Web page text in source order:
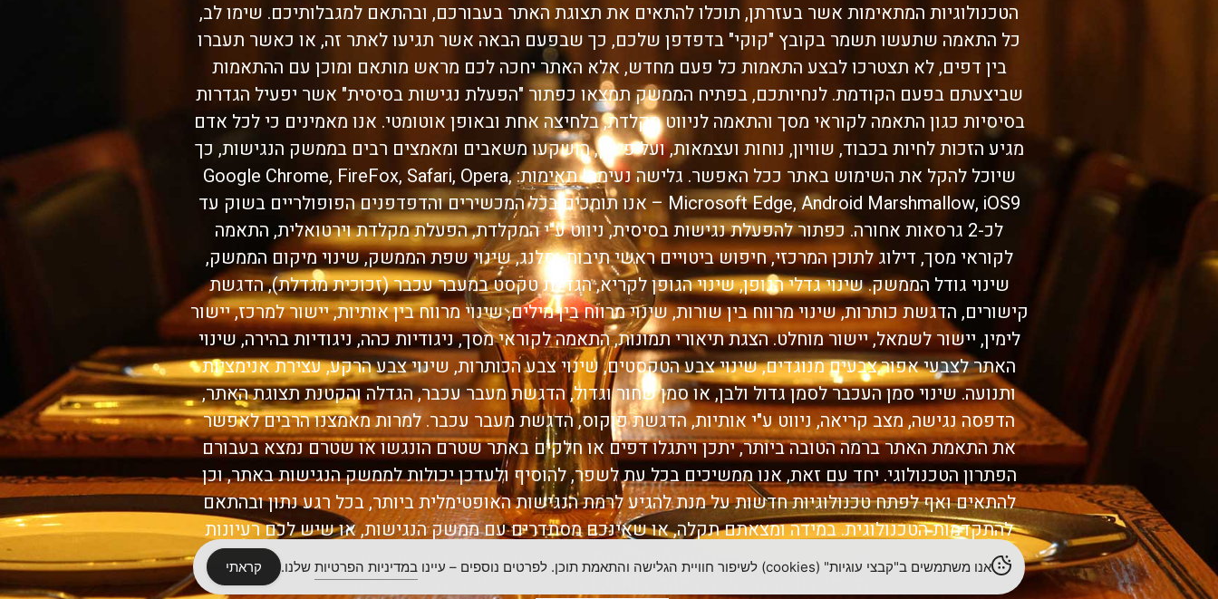
הטכנולוגיות המתאימות אשר בעזרתן, תוכלו להתאים את תצוגת האתר בעבורכם, ובהתאם למגבלותיכם. שימו לב,
כל התאמה שתעשו תשמר בקובץ "קוקי" בדפדפן שלכם, כך שבפעם הבאה אשר תגיעו לאתר זה, או כאשר תעברו
בין דפים, לא תצטרכו לבצע התאמות כל פעם מחדש, אלא האתר יחכה לכם מראש מותאם ומוכן עם ההתאמות
שביצעתם בפעם הקודמת. לנחיותכם, בפתיח הממשק תמצאו כפתור "הפעלת נגישות בסיסית" אשר יפעיל הגדרות
בסיסיות כגון התאמה לקוראי מסך והתאמה לניווט מקלדת, בלחיצה אחת ובאופן אוטומטי. אנו מאמינים כי לכל אדם
מגיע הזכות לחיות בכבוד, שוויון, נוחות ועצמאות, ועל פי כן, הושקעו משאבים ומאמצים רבים בממשק הנגישות, כך
שיוכל להקל את השימוש באתר ככל האפשר. גלישה נעימה! תאימות: Google Chrome, FireFox, Safari, Opera,
Microsoft Edge, Android Marshmallow, iOS9 – אנו תומכים בכל המכשירים והדפדפנים הפופולריים בשוק עד
לכ-2 גרסאות אחורה. כפתור להפעלת נגישות בסיסית, ניווט ע"י המקלדת, הפעלת מקלדת וירטואלית, התאמה
לקוראי מסך, דילוג לתוכן המרכזי, חיפוש ביטויים ראשי תיבות וסלנג, שינוי שפת הממשק, שינוי מיקום הממשק,
שינוי גודל הממשק. שינוי גדלי הגופן, שינוי הגופן לקריא, הגדלת טקסט במעבר עכבר (זכוכית מגדלת), הדגשת
קישורים, הדגשת כותרות, שינוי מרווח בין שורות, שינוי מרווח בין מילים, שינוי מרווח בין אותיות, יישור למרכז, יישור
לימין, יישור לשמאל, יישור מוחלט. הצגת תיאורי תמונות, התאמה לקוראי מסך, ניגודיות כהה, ניגודיות בהירה, שינוי
האתר לצבעי אפור,צבעים מנוגדים, שינוי צבע הטקסטים, שינוי צבע הכותרות, שינוי צבע הרקע, עצירת אנימציות
ותנועה. שינוי סמן העכבר לסמן גדול ולבן, או סמן שחור וגדול, הדגשת מעבר עכבר, הגדלה והקטנת תצוגת האתר,
הדפסה נגישה, מצב קריאה, ניווט ע"י אותיות, הדגשת פוקוס, הדגשת מעבר עכבר. למרות מאמצנו הרבים לאפשר
את התאמת האתר ברמה הטובה ביותר, יתכן ויתגלו דפים או חלקים באתר שטרם הונגשו או שטרם נמצא בעבורם
הפתרון הטכנולוגי. יחד עם זאת, אנו ממשיכים בכל עת לשפר, להוסיף ולעדכן יכולות לממשק הנגישות באתר, וכן
להתאים ואף לפתח טכנולוגיות חדשות על מנת להגיע לרמת הנגישות האופטימלית ביותר, בכל רגע נתון ובהתאם
להתקדמות הטכנולוגית. במידה ומצאתם תקלה, או שאינכם מסתדרים עם ממשק הנגישות, או שיש לכם רעיונות
לשיפורו, נשמח לשמוע מכם. בלחיצה על "שלחו משוב" הנמצא בתחתית ממשק הנגישות, תוכלו למלא טופס משוק
ולספר לנו על חוויתכם באתר. בנוסף, ניתן לפנות למייל בכתובת למעלה.
אנו משתמשים ב"קבצי עוגיות" (cookies) לשיפור חוויית הגלישה והתאמת תוכן. לפרטים נוספים – עיינו במדיניות הפרטיות שלנו. קראתי